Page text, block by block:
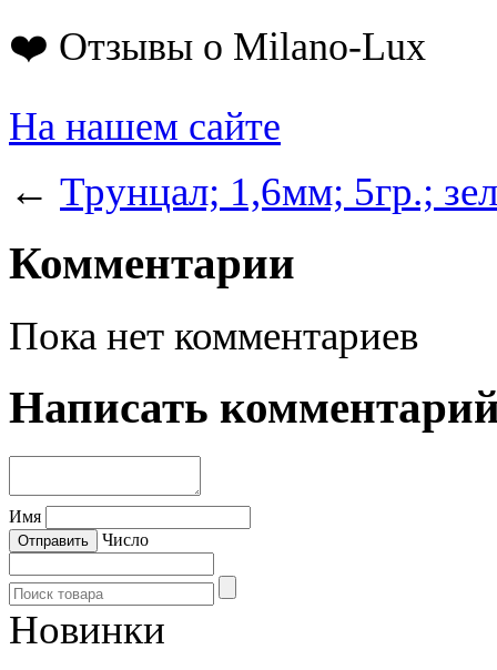
❤️ Отзывы о Milano-Lux
На нашем сайте
← Трунцал; 1,6мм; 5гр.;
Комментарии
Пока нет комментариев
Написать
Имя
Число
Новинки